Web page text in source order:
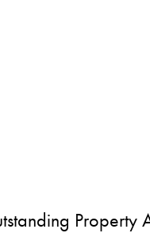
Property